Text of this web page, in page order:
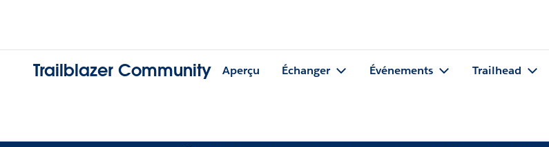
Trailblazer Community Aperçu Échanger Événements Trailhead